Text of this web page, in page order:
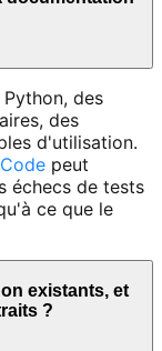
des
des
d'utilisation.
peut
échecs de tests
ce que le
existants, et
?